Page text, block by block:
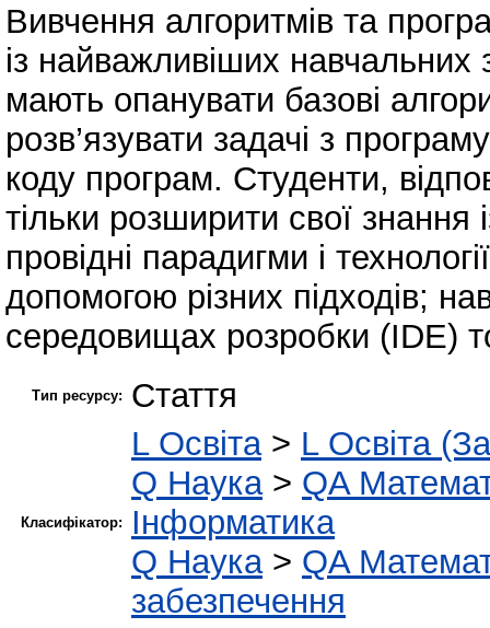
Вивчення алгоритмів та
із найважливіших навчальних
мають опанувати базові
розв’язувати задачі з
коду програм. Студенти,
тільки розширити свої знання
провідні парадигми і
допомогою різних підходів;
середовищах розробки (IDE)
Тип ресурсу: Стаття
Класифікатор:
L Освіта> L Освіта
Q Наука> QA
Інформатика
Q Наука> QA
забезпечення